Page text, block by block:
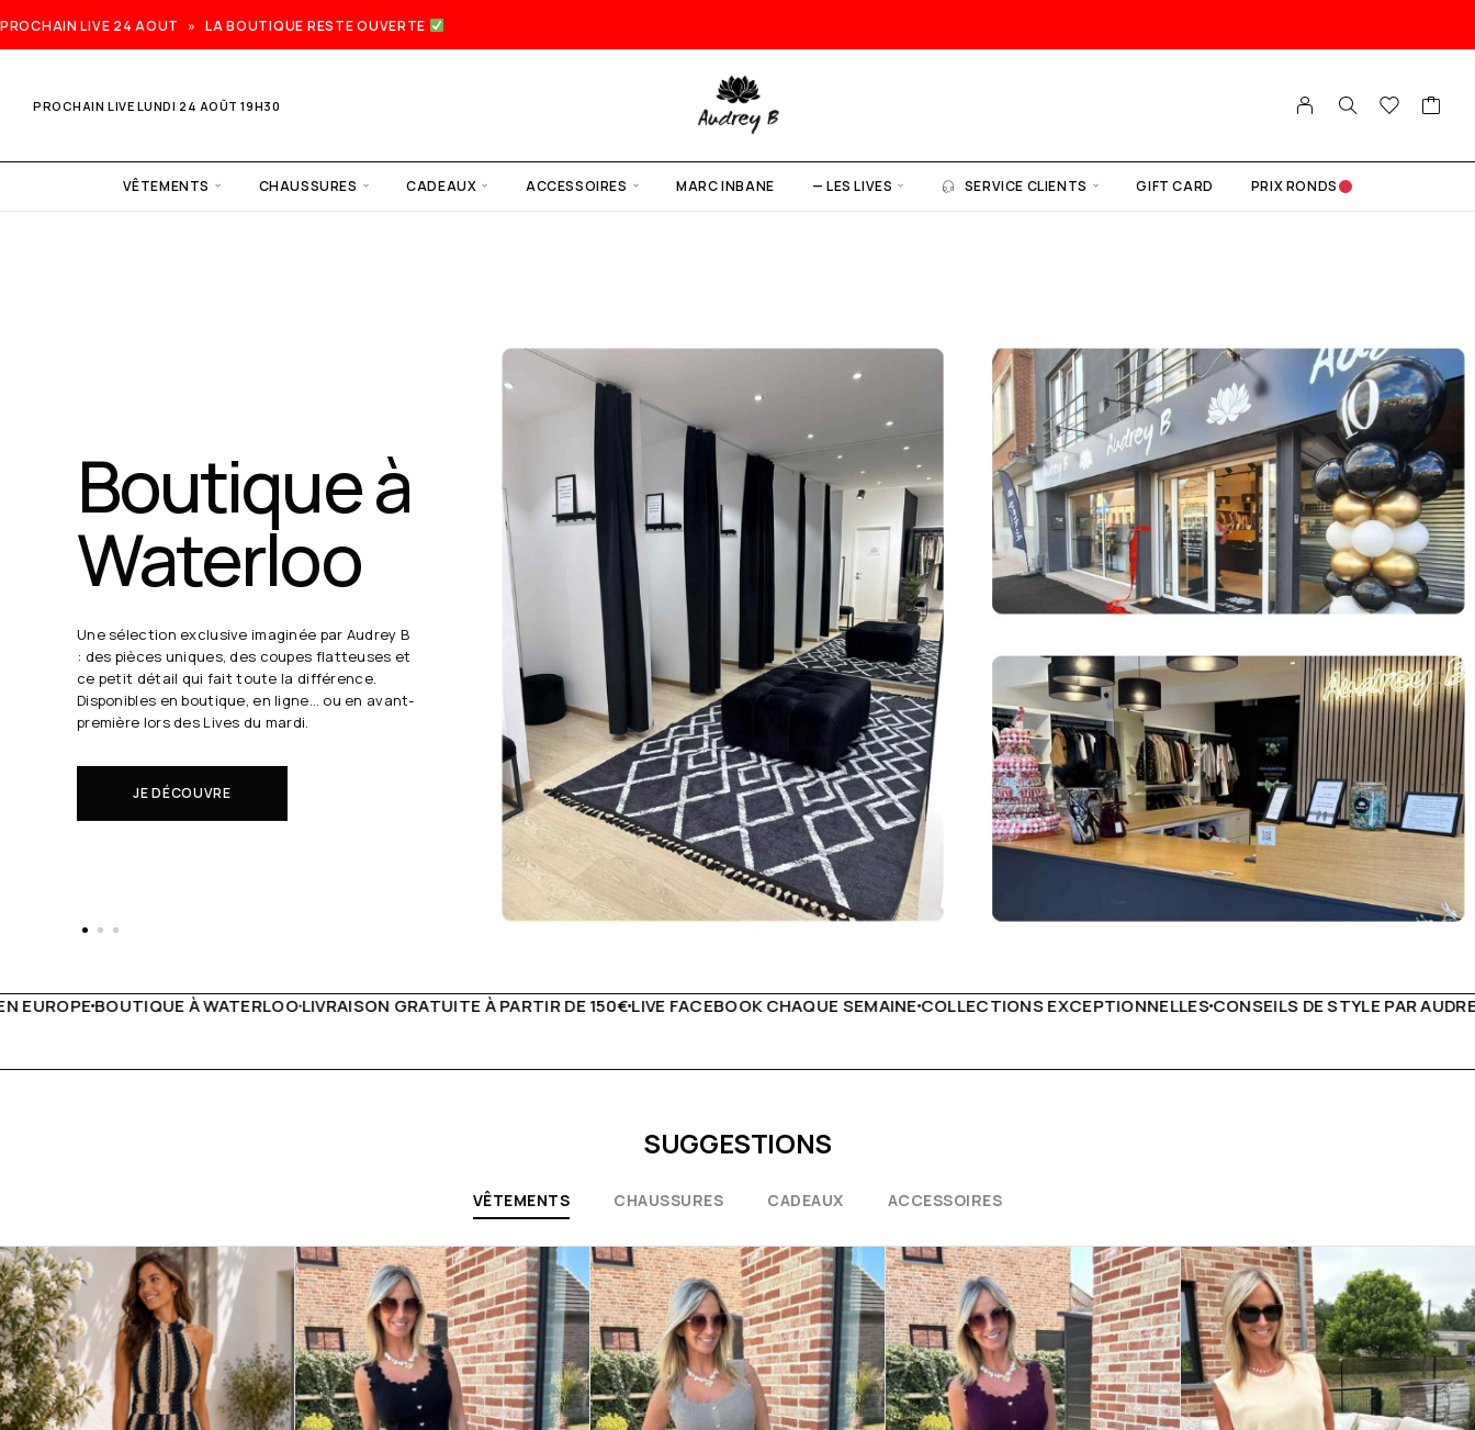
PROCHAIN LIVE 24 AOUT » LA BOUTIQUE RESTE OUVERTE
PROCHAIN LIVE LUNDI 24 AOÛT 19H30
VÊTEMENTS CHAUSSURES CADEAUX ACCESSOIRES MARC INBANE — LES LIVES SERVICE CLIENTS GIFT CARD PRIX RONDS
live lundi
24 août
19h30
Chaque semaine, Audrey B. dévoile ses coups
de cœur en direct.
GRATUITE À PARTIR DE 150€LIVE FACEBOOK CHAQUE SEMAINECOLLECTIONS EXCEPTIONNELLESCONSEILS DE STYLE PAR AUDREY B LIVRAISON PARTOUT EN
SUGGESTIONS
VÊTEMENTS CHAUSSURES CADEAUX ACCESSOIRES